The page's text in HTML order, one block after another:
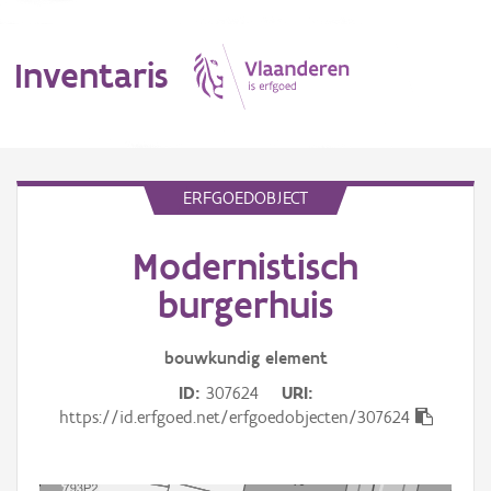
Inventaris
ERFGOEDOBJECT
Modernistisch
burgerhuis
bouwkundig element
ID 307624
URI
https://id.erfgoed.net/erfgoedobjecten/307624